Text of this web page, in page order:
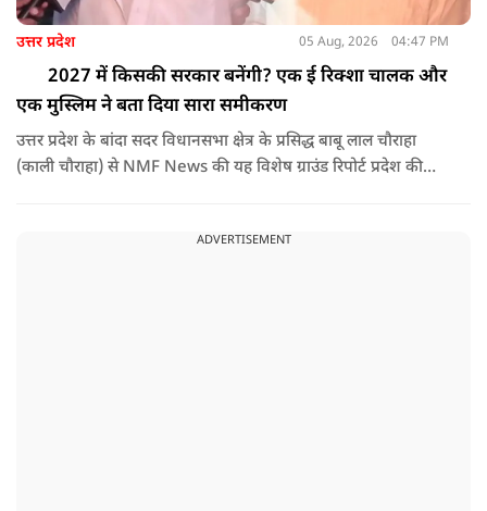
उत्तर प्रदेश 05 Aug, 2026 04:47 PM
2027 में किसकी सरकार बनेंगी? एक ई रिक्शा चालक और
एक मुस्लिम ने बता दिया सारा समीकरण
उत्तर प्रदेश के बांदा सदर विधानसभा क्षेत्र के प्रसिद्ध बाबू लाल चौराहा
(काली चौराहा) से NMF News की यह विशेष ग्राउंड रिपोर्ट प्रदेश की
मोहम्मद नौशाद से खास बातचीत की गई है।
ADVERTISEMENT